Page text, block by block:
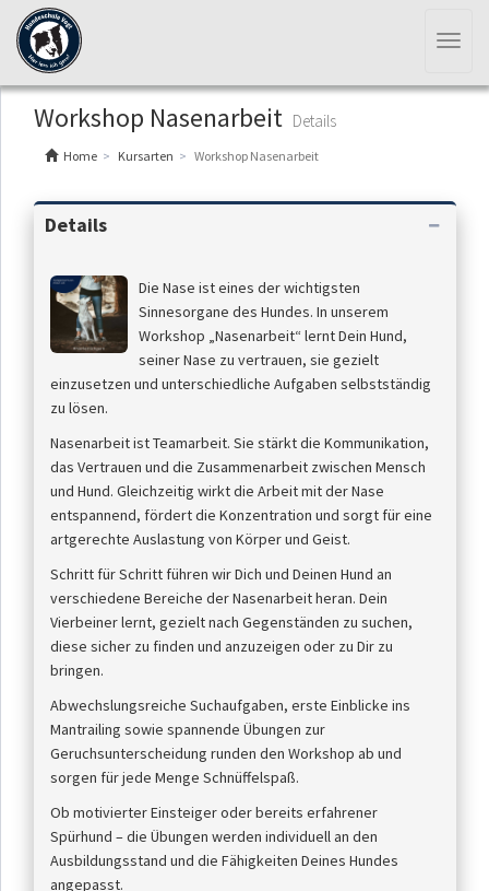
Workshop Nasenarbeit Details
Home Kursarten Workshop Nasenarbeit
Details
Die Nase ist eines der wichtigsten
Sinnesorgane des Hundes. In unserem
Workshop „Nasenarbeit“ lernt Dein Hund,
seiner Nase zu vertrauen, sie gezielt
einzusetzen und unterschiedliche Aufgaben selbstständig
zu lösen.
Nasenarbeit ist Teamarbeit. Sie stärkt die Kommunikation,
das Vertrauen und die Zusammenarbeit zwischen Mensch
und Hund. Gleichzeitig wirkt die Arbeit mit der Nase
entspannend, fördert die Konzentration und sorgt für eine
artgerechte Auslastung von Körper und Geist.
Schritt für Schritt führen wir Dich und Deinen Hund an
verschiedene Bereiche der Nasenarbeit heran. Dein
Vierbeiner lernt, gezielt nach Gegenständen zu suchen,
diese sicher zu finden und anzuzeigen oder zu Dir zu
bringen.
Abwechslungsreiche Suchaufgaben, erste Einblicke ins
Mantrailing sowie spannende Übungen zur
Geruchsunterscheidung runden den Workshop ab und
sorgen für jede Menge Schnüffelspaß.
Ob motivierter Einsteiger oder bereits erfahrener
Spürhund – die Übungen werden individuell an den
Ausbildungsstand und die Fähigkeiten Deines Hundes
angepasst.